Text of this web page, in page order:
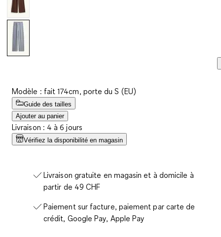
Modèle : fait 174cm, porte du S (EU)
Guide des tailles
Ajouter au panier
Livraison : 4 à 6 jours
Vérifiez la disponibilité en magasin
Livraison gratuite en magasin et à domicile à
partir de 49 CHF
Paiement sur facture, paiement par carte de
crédit, Google Pay, Apple Pay